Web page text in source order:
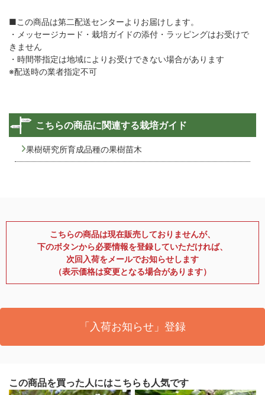
■この商品は第二配送センターよりお届けします。
・メッセージカード・栽培ガイドの添付・ラッピングはお受けで
きません
・時間帯指定は地域によりお受けできない場合があります
※配送時の業者指定不可
こちらの商品に関連する栽培ガイド
果樹研究所育成品種の果樹苗木
こちらの商品は現在販売しておりませんが、
下のボタンから必要情報を登録していただければ、
次回入荷をメールでお知らせします
（表示価格は変更となる場合があります）
「入荷お知らせ」登録
この商品を買った人にはこちらも人気です